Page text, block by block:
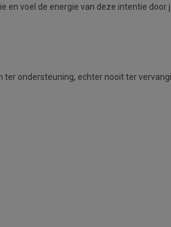
voel de energie van deze intentie door
ondersteuning, echter nooit ter